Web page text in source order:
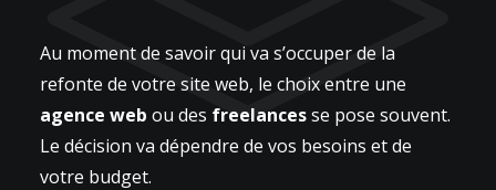
Au moment de savoir qui va s’occuper de la
refonte de votre site web, le choix entre une
agence web ou des freelancesse pose souvent.
Le décision va dépendre de vos besoins et de
votre budget.